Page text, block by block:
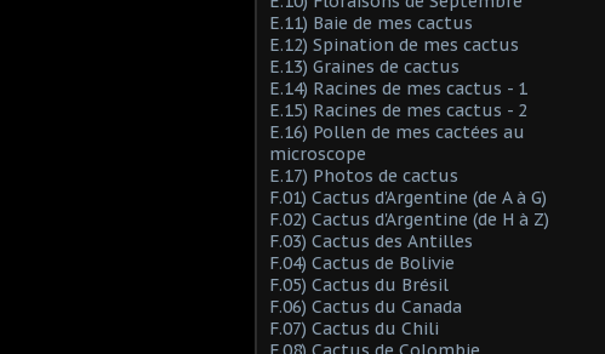
E.11) Baie de mes cactus
E.12) Spination de mes cactus
E.13) Graines de cactus
E.14) Racines de mes cactus - 1
E.15) Racines de mes cactus - 2
E.16) Pollen de mes cactées au
microscope
E.17) Photos de cactus
F.01) Cactus d'Argentine (de A à G)
F.02) Cactus d'Argentine (de H à Z)
F.03) Cactus des Antilles
F.04) Cactus de Bolivie
F.05) Cactus du Brésil
F.06) Cactus du Canada
F.07) Cactus du Chili